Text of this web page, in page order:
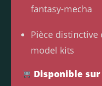
fantasy-mecha
Pièce
model kits
Disponible